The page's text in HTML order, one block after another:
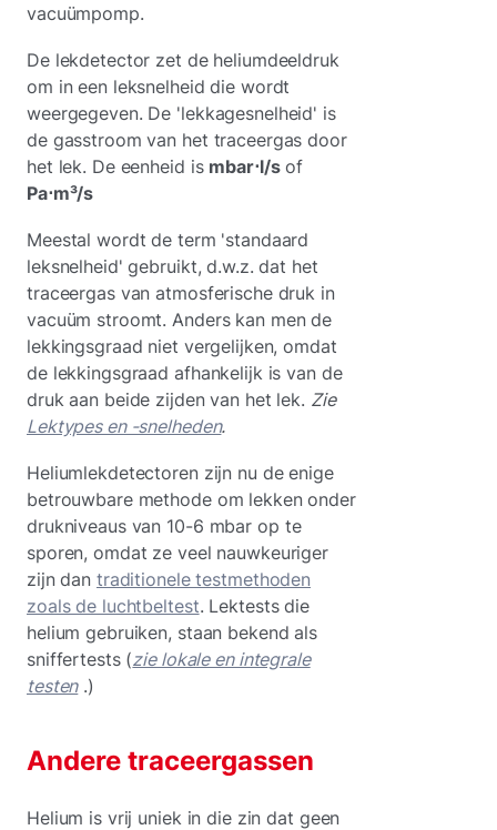
vacuümpomp.
De lekdetector zet de heliumdeeldruk
om in een leksnelheid die wordt
weergegeven. De 'lekkagesnelheid' is
de gasstroom van het traceergas door
het lek. De eenheid is mbar⋅l/sof
Pa⋅m³/s
Meestal wordt de term 'standaard
leksnelheid' gebruikt, d.w.z. dat het
traceergas van atmosferische druk in
vacuüm stroomt. Anders kan men de
lekkingsgraad niet vergelijken, omdat
de lekkingsgraad afhankelijk is van de
druk aan beide zijden van het lek. Zie
Lektypes en -snelheden.
Heliumlekdetectoren zijn nu de enige
betrouwbare methode om lekken onder
drukniveaus van 10-6 mbar op te
sporen, omdat ze veel nauwkeuriger
zijn dan traditionele testmethoden
zoals de luchtbeltest. Lektests die
helium gebruiken, staan bekend als
sniffertests (zie lokale en integrale
testen.)
Andere traceergassen
Helium is vrij uniek in die zin dat geen